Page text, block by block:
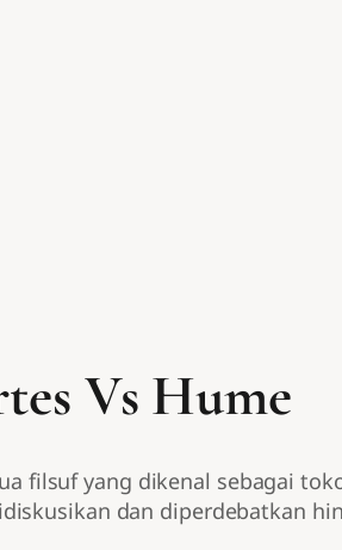
Vs Hume
filsuf yang dikenal sebagai
dan diperdebatkan